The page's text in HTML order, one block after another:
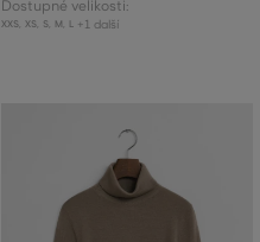
Dostupné velikosti:
XXS, XS, S, M L +1 další